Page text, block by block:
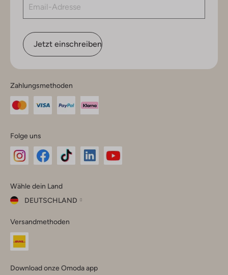
Jetzt einschreiben
Zahlungsmethoden
Folge uns
Instagram
Facebook
TikTok
Wähle dein Land
DEUTSCHLAND
dein
Land
Versandmethoden
Download onze Omoda app